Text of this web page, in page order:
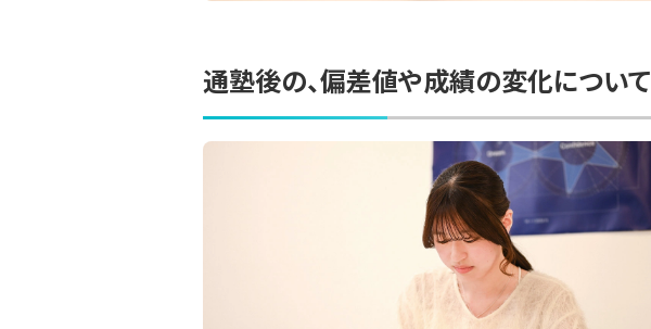
通塾後の、偏差値や成績の変化について